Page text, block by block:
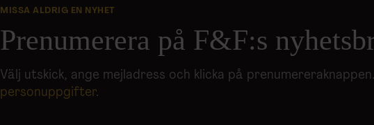
MISSA ALDRIG EN NYHET
Prenumerera på F&F:s
Välj utskick, ange mejladress och klicka på
personuppgifter.